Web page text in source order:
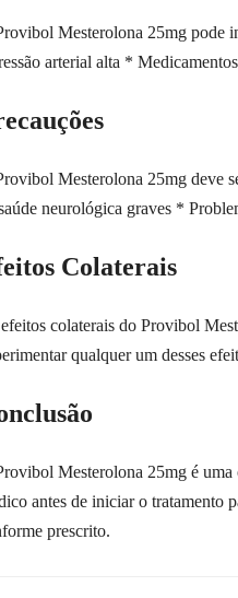
Mesterolona 25mg pode
arterial alta *
Mesterolona 25mg deve
neurológica graves *
Colaterais
colaterais do Provibol
qualquer um desses
Mesterolona 25mg é uma
antes de iniciar o tratamento
prescrito.